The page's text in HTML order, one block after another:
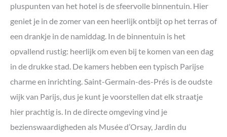
pluspunten van het hotel is de sfeervolle binnentuin. Hier
geniet je in de zomer van een heerlijk ontbijt op het terras of
een drankje in de namiddag. In de binnentuin is het
opvallend rustig: heerlijk om even bij te komen van een dag
in de drukke stad. De kamers hebben een typisch Parijse
charme en inrichting. Saint-Germain-des-Prés is de oudste
wijk van Parijs, dus je kunt je voorstellen dat elk straatje
hier prachtig is. In de directe omgeving vind je
bezienswaardigheden als Musée d’Orsay, Jardin du